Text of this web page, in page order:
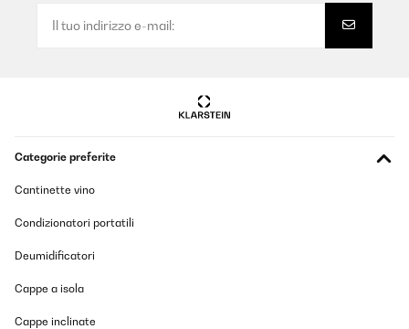
Categorie preferite
Cantinette vino
Condizionatori portatili
Deumidificatori
Cappe a isola
Cappe inclinate